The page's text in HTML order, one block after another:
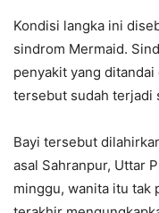
Kondisi langka ini
sindrom Mermaid.
penyakit yang
tersebut sudah terjadi
Bayi tersebut
asal Sahranpur, Uttar
minggu, wanita itu tak